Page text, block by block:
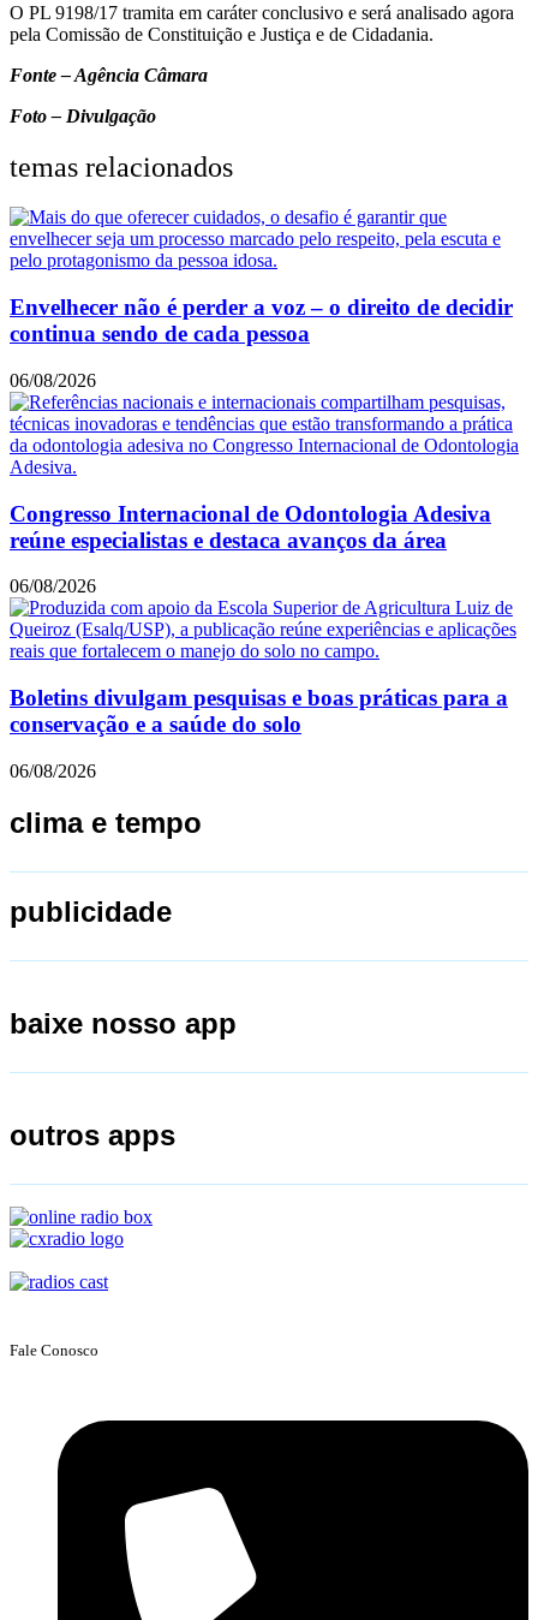
O PL 9198/17 tramita em caráter conclusivo e será analisado agora
pela Comissão de Constituição e Justiça e de Cidadania.
Fonte – Agência Câmara
Foto – Divulgação
temas relacionados
Envelhecer não é perder a voz – o direito de decidir
continua sendo de cada pessoa
06/08/2026
Congresso Internacional de Odontologia Adesiva
reúne especialistas e destaca avanços da área
06/08/2026
Boletins divulgam pesquisas e boas práticas para a
conservação e a saúde do solo
06/08/2026
clima e tempo
publicidade
baixe nosso app
outros apps
Fale Conosco